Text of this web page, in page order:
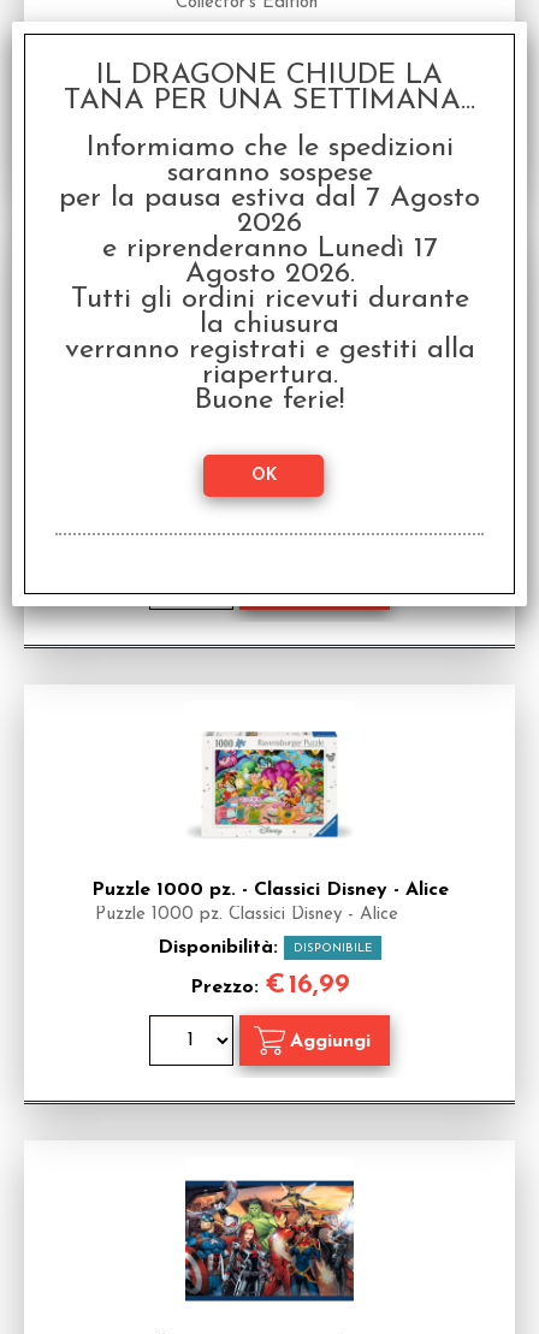
Disponibilità: DISPONIBILE
Prezzo:€ 16,99
Puzzle 2000 pz. Harry Potter
Disponibilità: DISPONIBILE
Prezzo:€38,99
Puzzle 1000 pz. - Classici Disney - Alice
Puzzle 1000 pz. Classici Disney - Alice
Disponibilità: DISPONIBILE
Prezzo: €16,99
IL DRAGONE CHIUDE LA
TANA PER UNA SETTIMANA...
Informiamo che le spedizioni
saranno sospese
per la pausa estiva dal 7 Agosto
2026
e riprenderanno Lunedì 17
Agosto 2026.
Tutti gli ordini ricevuti durante
la chiusura
verranno registrati e gestiti alla
riapertura.
Buone ferie!